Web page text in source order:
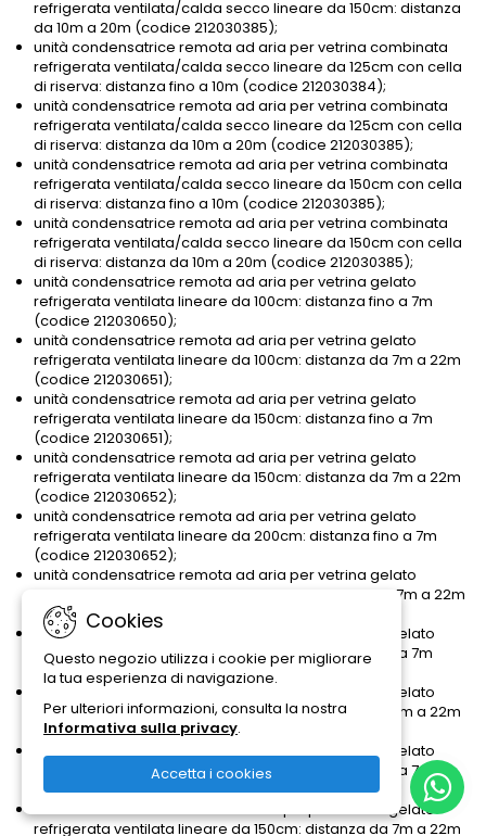
refrigerata ventilata/calda secco lineare da 150cm: distanza
da 10m a 20m (codice 212030385);
unità condensatrice remota ad aria per vetrina combinata
refrigerata ventilata/calda secco lineare da 125cm con cella
di riserva: distanza fino a 10m (codice 212030384);
unità condensatrice remota ad aria per vetrina combinata
refrigerata ventilata/calda secco lineare da 125cm con cella
di riserva: distanza da 10m a 20m (codice 212030385);
unità condensatrice remota ad aria per vetrina combinata
refrigerata ventilata/calda secco lineare da 150cm con cella
di riserva: distanza fino a 10m (codice 212030385);
unità condensatrice remota ad aria per vetrina combinata
refrigerata ventilata/calda secco lineare da 150cm con cella
di riserva: distanza da 10m a 20m (codice 212030385);
unità condensatrice remota ad aria per vetrina gelato
refrigerata ventilata lineare da 100cm: distanza fino a 7m
(codice 212030650);
unità condensatrice remota ad aria per vetrina gelato
refrigerata ventilata lineare da 100cm: distanza da 7m a 22m
(codice 212030651);
unità condensatrice remota ad aria per vetrina gelato
refrigerata ventilata lineare da 150cm: distanza fino a 7m
(codice 212030651);
unità condensatrice remota ad aria per vetrina gelato
refrigerata ventilata lineare da 150cm: distanza da 7m a 22m
(codice 212030652);
unità condensatrice remota ad aria per vetrina gelato
refrigerata ventilata lineare da 200cm: distanza fino a 7m
(codice 212030652);
unità condensatrice remota ad aria per vetrina gelato
refrigerata ventilata lineare da 200cm: distanza da 7m a 22m
(codice 212030653);
unità condensatrice remota ad acqua per vetrina gelato
refrigerata ventilata lineare da 100cm: distanza fino a 7m
(codice 212030904);
unità condensatrice remota ad acqua per vetrina gelato
refrigerata ventilata lineare da 100cm: distanza da 7m a 22m
(codice 212030764);
unità condensatrice remota ad acqua per vetrina gelato
refrigerata ventilata lineare da 150cm: distanza fino a 7m
(codice 212030764);
unità condensatrice remota ad acqua per vetrina gelato
refrigerata ventilata lineare da 150cm: distanza da 7m a 22m
Cookies
Questo negozio utilizza i cookie per migliorare
la tua esperienza di navigazione.
Per ulteriori informazioni, consulta la nostra
Informativa sulla privacy.
Accetta i cookies